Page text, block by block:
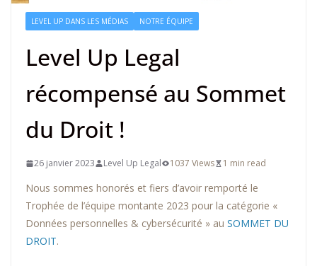
LEVEL UP DANS LES MÉDIAS NOTRE ÉQUIPE
Level Up Legal
récompensé au Sommet
du Droit !
26 janvier 2023 Level Up Legal 1037 Views 1 min read
Nous sommes honorés et fiers d’avoir remporté le
Trophée de l’équipe montante 2023 pour la catégorie «
Données personnelles & cybersécurité » au SOMMET DU
DROIT.